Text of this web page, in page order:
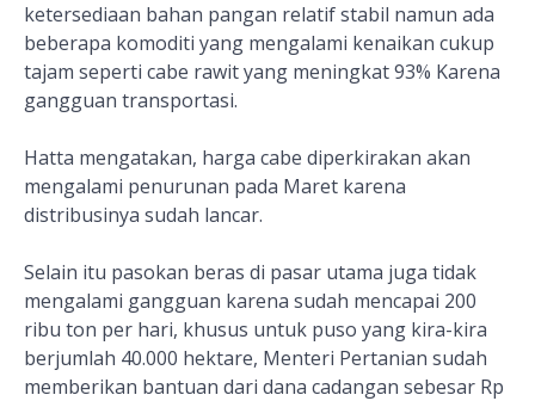
ketersediaan bahan pangan relatif stabil namun ada
beberapa komoditi yang mengalami kenaikan cukup
tajam seperti cabe rawit yang meningkat 93% Karena
gangguan transportasi.
Hatta mengatakan, harga cabe diperkirakan akan
mengalami penurunan pada Maret karena
distribusinya sudah lancar.
Selain itu pasokan beras di pasar utama juga tidak
mengalami gangguan karena sudah mencapai 200
ribu ton per hari, khusus untuk puso yang kira-kira
berjumlah 40.000 hektare, Menteri Pertanian sudah
memberikan bantuan dari dana cadangan sebesar Rp